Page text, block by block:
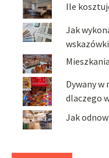
Ile
Jak
wskazówki
Dywany w
dlaczego
Jak